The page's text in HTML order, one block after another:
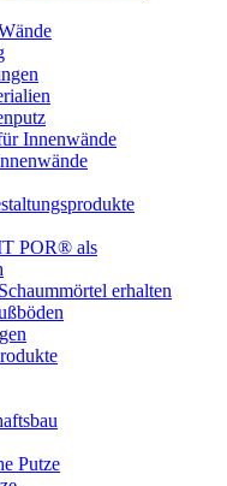
Innenwände
POR® als
erhalten
Putze